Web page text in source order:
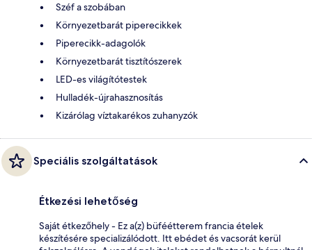
Széf a szobában
Környezetbarát piperecikkek
Piperecikk-adagolók
Környezetbarát tisztítószerek
LED-es világítótestek
Hulladék-újrahasznosítás
Kizárólag víztakarékos zuhanyzók
Speciális szolgáltatások
Étkezési lehetőség
Saját étkezőhely - Ez a(z) büféétterem francia ételek
készítésére specializálódott. Itt ebédet és vacsorát kerül